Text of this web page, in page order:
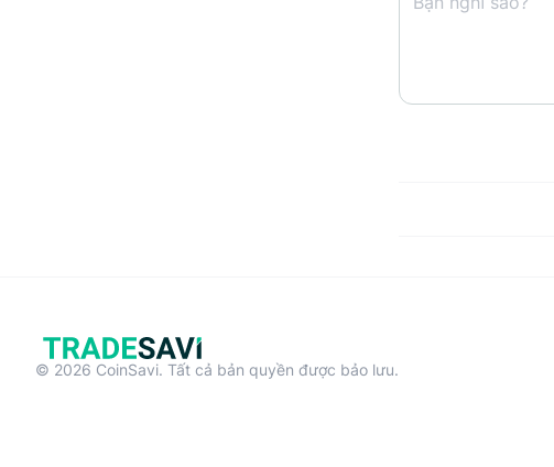
© 2026 CoinSavi. Tất cả bản quyền được bảo lưu.